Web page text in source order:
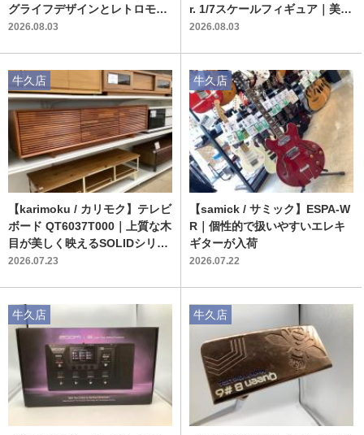
グライフデザインとレトロモダ
ンな暮らしを楽しむ
2026.08.03
r. 1/7スケールフィギュア｜美し
く繊細な造形が際立つ注目作が
2026.08.03
【karimoku / カリモク】テレビ
ボード QT6037T000｜上質な木
目が美しく映えるSOLIDシリー
ズの一台
2026.07.23
牛久店
【samick / サミック】ESPA-W
R｜個性的で扱いやすいエレキ
ギターが入荷
2026.07.22
牛久店
牛久店 牛久店